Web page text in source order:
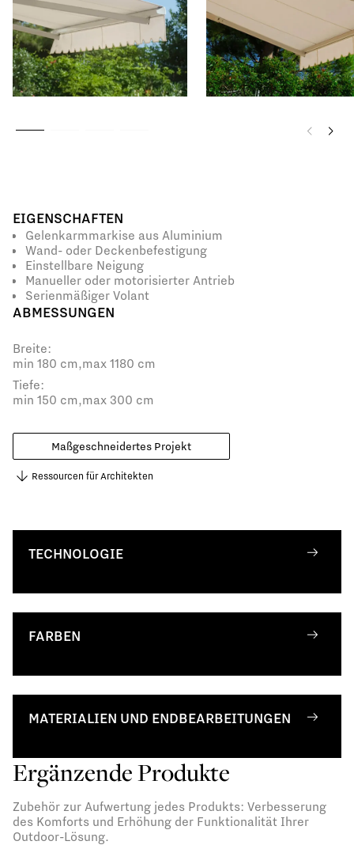
EIGENSCHAFTEN
Gelenkarmmarkise aus Aluminium
Wand- oder Deckenbefestigung
Einstellbare Neigung
Manueller oder motorisierter Antrieb
Serienmäßiger Volant
ABMESSUNGEN
Breite:
min 180 cm,max 1180 cm
Tiefe:
min 150 cm,max 300 cm
Maßgeschneidertes Projekt
Ressourcen für Architekten
TECHNOLOGIE
FARBEN
MATERIALIEN UND ENDBEARBEITUNGEN
Ergänzende Produkte
Zubehör zur Aufwertung jedes Produkts: Verbesserung
des Komforts und Erhöhung der Funktionalität Ihrer
Outdoor-Lösung.